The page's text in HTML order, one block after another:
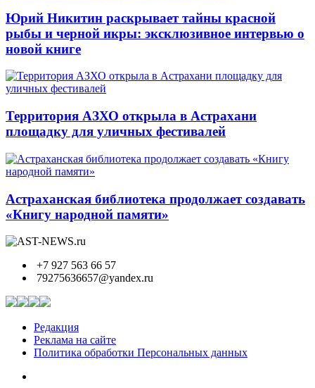
Юрий Никитин раскрывает тайны красной
рыбы и черной икры: эксклюзивное интервью о
новой книге
Территория АЗХО открыла в Астрахани
площадку для уличных фестивалей
Астраханская библиотека продолжает создавать
«Книгу народной памяти»
+7 927 563 66 57
79275636657@yandex.ru
Редакция
Реклама на сайте
Политика обработки Персональных данных